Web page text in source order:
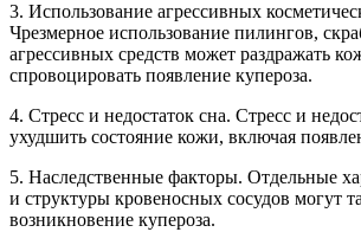
3. Использование агрессивных
Чрезмерное использование пилингов,
агрессивных средств может раздражать
спровоцировать появление купероза.
4. Стресс и недостаток сна. Стресс и
ухудшить состояние кожи, включая
5. Наследственные факторы. Отдельные
и структуры кровеносных сосудов могут
возникновение купероза.